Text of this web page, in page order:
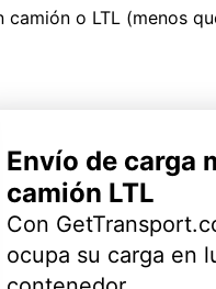
o LTL (menos
Envío de carga
camión LTL
Con
ocupa su carga en